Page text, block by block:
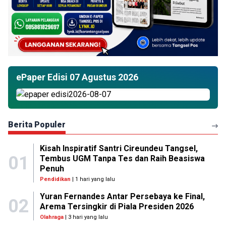
ePaper Edisi 07 Agustus 2026
Berita Populer
01
Kisah Inspiratif Santri Cireundeu Tangsel,
Tembus UGM Tanpa Tes dan Raih Beasiswa
Penuh
Pendidikan | 1 hari yang lalu
02
Yuran Fernandes Antar Persebaya ke Final,
Arema Tersingkir di Piala Presiden 2026
Olahraga| 3 hari yang lalu